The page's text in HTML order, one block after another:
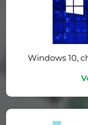
Windows 10,